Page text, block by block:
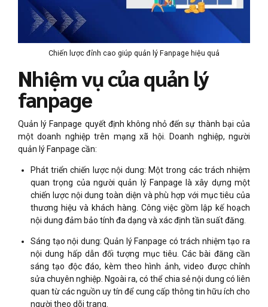
Chiến lược đỉnh cao giúp quản lý Fanpage hiệu quả
Nhiệm vụ của quản lý
fanpage
Quản lý Fanpage quyết định không nhỏ đến sự thành bại của
một doanh nghiệp trên mạng xã hội. Doanh nghiệp, người
quản lý Fanpage cần:
Phát triển chiến lược nội dung: Một trong các trách nhiệm
quan trọng của người quản lý Fanpage là xây dựng một
chiến lược nội dung toàn diện và phù hợp với mục tiêu của
thương hiệu và khách hàng. Công việc gồm lập kế hoạch
nội dung đảm bảo tính đa dạng và xác định tần suất đăng.
Sáng tạo nội dung: Quản lý Fanpage có trách nhiệm tạo ra
nội dung hấp dẫn đối tượng mục tiêu. Các bài đăng cần
sáng tạo độc đáo, kèm theo hình ảnh, video được chỉnh
sửa chuyên nghiệp. Ngoài ra, có thể chia sẻ nội dung có liên
quan từ các nguồn uy tín để cung cấp thông tin hữu ích cho
người theo dõi trang.